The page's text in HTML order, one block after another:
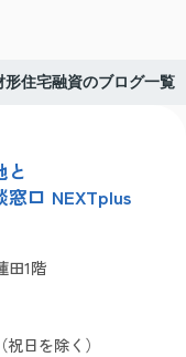
形住宅融資のブログ一覧
と
口 NEXTplus
田1階
日を除く）